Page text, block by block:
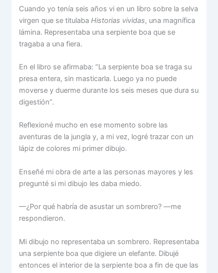
Cuando yo tenía seis años vi en un libro sobre la selva
virgen que se titulaba Historias vividas, una magnífica
lámina. Representaba una serpiente boa que se
tragaba a una fiera.
En el libro se afirmaba: “La serpiente boa se traga su
presa entera, sin masticarla. Luego ya no puede
moverse y duerme durante los seis meses que dura su
digestión”.
Reflexioné mucho en ese momento sobre las
aventuras de la jungla y, a mi vez, logré trazar con un
lápiz de colores mi primer dibujo.
Enseñé mi obra de arte a las personas mayores y les
pregunté si mi dibujo les daba miedo.
—¿Por qué habría de asustar un sombrero? —me
respondieron.
Mi dibujo no representaba un sombrero. Representaba
una serpiente boa que digiere un elefante. Dibujé
entonces el interior de la serpiente boa a fin de que las